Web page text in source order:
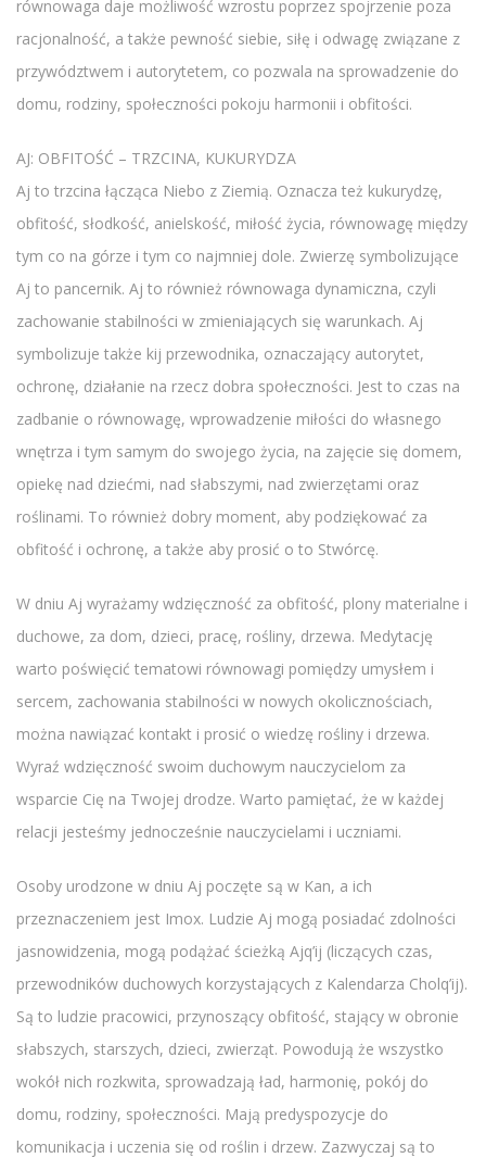
równowaga daje możliwość wzrostu poprzez spojrzenie poza
racjonalność, a także pewność siebie, siłę i odwagę związane z
przywództwem i autorytetem, co pozwala na sprowadzenie do
domu, rodziny, społeczności pokoju harmonii i obfitości.
AJ: OBFITOŚĆ – TRZCINA, KUKURYDZA
Aj to trzcina łącząca Niebo z Ziemią. Oznacza też kukurydzę,
obfitość, słodkość, anielskość, miłość życia, równowagę między
tym co na górze i tym co najmniej dole. Zwierzę symbolizujące
Aj to pancernik. Aj to również równowaga dynamiczna, czyli
zachowanie stabilności w zmieniających się warunkach. Aj
symbolizuje także kij przewodnika, oznaczający autorytet,
ochronę, działanie na rzecz dobra społeczności. Jest to czas na
zadbanie o równowagę, wprowadzenie miłości do własnego
wnętrza i tym samym do swojego życia, na zajęcie się domem,
opiekę nad dziećmi, nad słabszymi, nad zwierzętami oraz
roślinami. To również dobry moment, aby podziękować za
obfitość i ochronę, a także aby prosić o to Stwórcę.
W dniu Aj wyrażamy wdzięczność za obfitość, plony materialne i
duchowe, za dom, dzieci, pracę, rośliny, drzewa. Medytację
warto poświęcić tematowi równowagi pomiędzy umysłem i
sercem, zachowania stabilności w nowych okolicznościach,
można nawiązać kontakt i prosić o wiedzę rośliny i drzewa.
Wyraź wdzięczność swoim duchowym nauczycielom za
wsparcie Cię na Twojej drodze. Warto pamiętać, że w każdej
relacji jesteśmy jednocześnie nauczycielami i uczniami.
Osoby urodzone w dniu Aj poczęte są w Kan, a ich
przeznaczeniem jest Imox. Ludzie Aj mogą posiadać zdolności
jasnowidzenia, mogą podążać ścieżką Ajq’ij (liczących czas,
przewodników duchowych korzystających z Kalendarza Cholq’ij).
Są to ludzie pracowici, przynoszący obfitość, stający w obronie
słabszych, starszych, dzieci, zwierząt. Powodują że wszystko
wokół nich rozkwita, sprowadzają ład, harmonię, pokój do
domu, rodziny, społeczności. Mają predyspozycje do
komunikacja i uczenia się od roślin i drzew. Zazwyczaj są to